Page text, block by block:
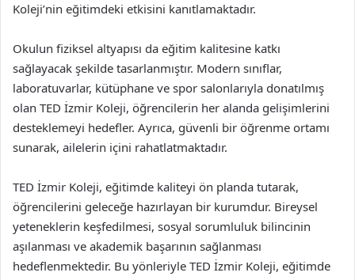
Koleji’nin eğitimdeki etkisini kanıtlamaktadır.
Okulun fiziksel altyapısı da eğitim kalitesine katkı
sağlayacak şekilde tasarlanmıştır. Modern sınıflar,
laboratuvarlar, kütüphane ve spor salonlarıyla donatılmış
olan TED İzmir Koleji, öğrencilerin her alanda gelişimlerini
desteklemeyi hedefler. Ayrıca, güvenli bir öğrenme ortamı
sunarak, ailelerin içini rahatlatmaktadır.
TED İzmir Koleji, eğitimde kaliteyi ön planda tutarak,
öğrencilerini geleceğe hazırlayan bir kurumdur. Bireysel
yeteneklerin keşfedilmesi, sosyal sorumluluk bilincinin
aşılanması ve akademik başarının sağlanması
hedeflenmektedir. Bu yönleriyle TED İzmir Koleji, eğitimde